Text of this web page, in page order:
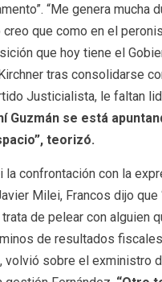
“Me genera mucha
creo que como en el
que hoy tiene el
tras consolidarse
Justicialista, le faltan
Guzmán se está
teorizó.
la confrontación con la
Milei, Francos dijo que
de pelear con alguien
de resultados
volvió sobre el exministro